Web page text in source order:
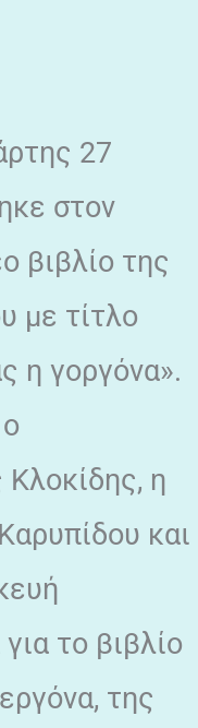
27
στον
βιβλίο της
με τίτλο
η γοργόνα».
η
και
το βιβλίο
της